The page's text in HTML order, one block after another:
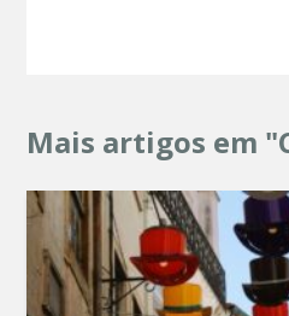
Mais artigos em